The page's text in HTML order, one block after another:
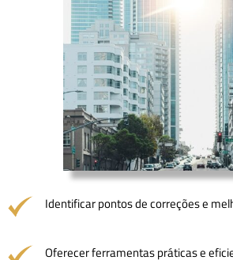
Identificar pontos de correções e
Oferecer ferramentas práticas e